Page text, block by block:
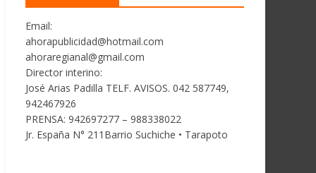
Email:
ahorapublicidad@hotmail.com
ahoraregianal@gmail.com
Director interino:
José Arias Padilla TELF. AVISOS. 042 587749,
942467926
PRENSA: 942697277 – 988338022
Jr. España N° 211Barrio Suchiche • Tarapoto